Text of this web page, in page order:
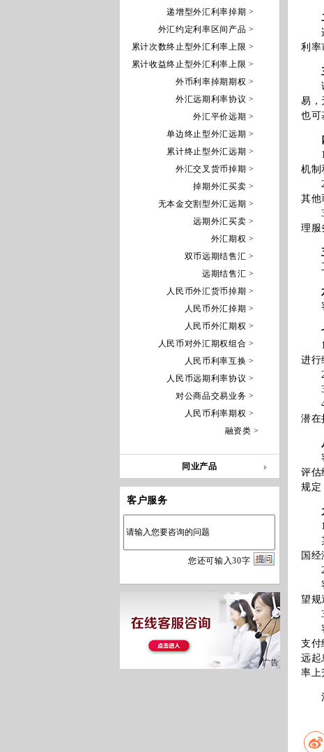
递增型外汇利率掉期 >
外汇约定利率区间产品 >
累计次数终止型外汇利率上限 >
累计收益终止型外汇利率上限 >
外币利率掉期期权 >
外汇远期利率协议 >
外汇平价远期 >
单边终止型外汇远期 >
累计终止型外汇远期 >
外汇交叉货币掉期 >
掉期外汇买卖 >
无本金交割型外汇远期 >
远期外汇买卖 >
外汇期权 >
双币远期结售汇 >
远期结售汇 >
人民币外汇货币掉期 >
人民币外汇掉期 >
人民币外汇期权 >
人民币对外汇期权组合 >
人民币利率互换 >
人民币远期利率协议 >
对公商品交易业务 >
人民币利率期权 >
融资类 >
同业产品
客户服务
您还可输入30字
适
利率
该
易，
也可
1.
机制
2.
其他
3.
理服
工
客
1.
进行
2.
3.
4.
潜在
客
评估
规定
1.
某
国
2.
客
望规
3.
客
支付
远起
率上
注